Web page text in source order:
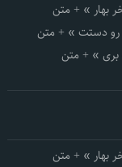
بهار » + متن
رو دستت » + متن
بری » + متن
بهار » + متن